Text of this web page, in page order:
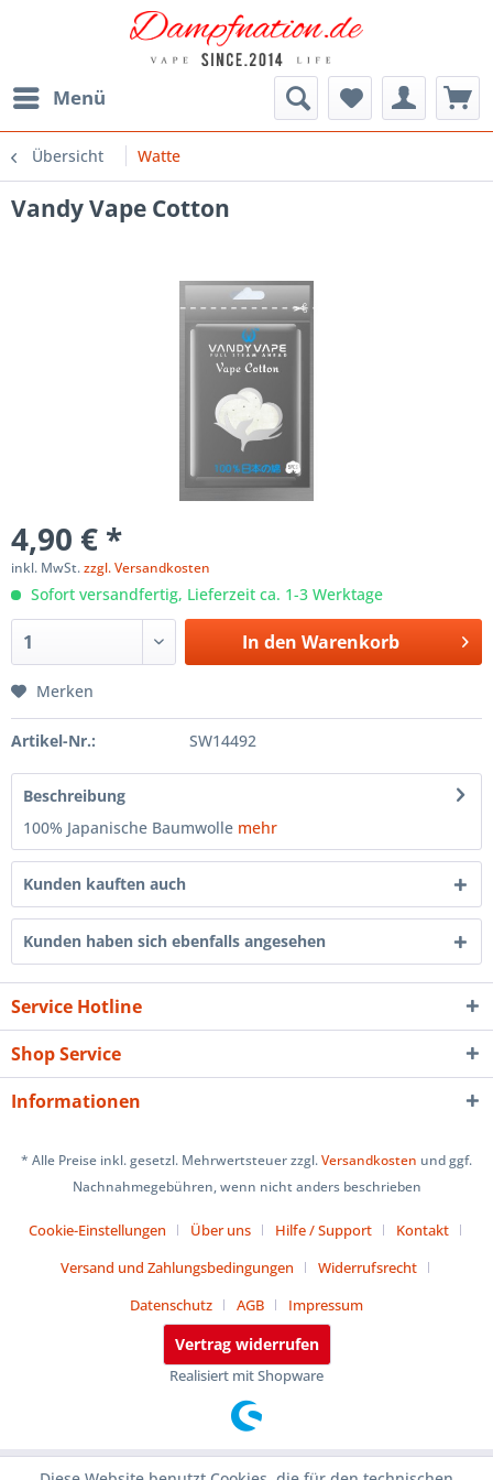
Menü
Übersicht Watte
Vandy Vape Cotton
4,90 € *
inkl. MwSt.zzgl. Versandkosten
Sofort versandfertig, Lieferzeit ca. 1-3 Werktage
In den Warenkorb
Merken
Artikel-Nr.: SW14492
Beschreibung
100% Japanische Baumwolle mehr
Kunden kauften auch
Kunden haben sich ebenfalls angesehen
Service Hotline
Shop Service
Informationen
* Alle Preise inkl. gesetzl. Mehrwertsteuer zzgl.Versandkosten und ggf.
Nachnahmegebühren, wenn nicht anders beschrieben
Cookie-Einstellungen Über uns Hilfe / Support
Kontakt
Versand und Zahlungsbedingungen
Widerrufsrecht
Datenschutz
AGB Impressum
Vertrag widerrufen
Realisiert mit Shopware